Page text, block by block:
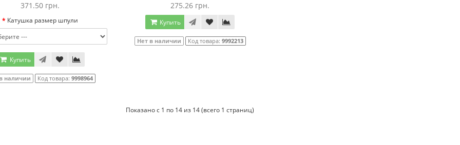
371.50 грн.
Катушка размер шпули
Купить
наличии Код товара:9998964
275.26 грн.
Купить
Нет в наличии Код товара: 9992213
Показано с 1 по 14 из 14 (всего 1 страниц)